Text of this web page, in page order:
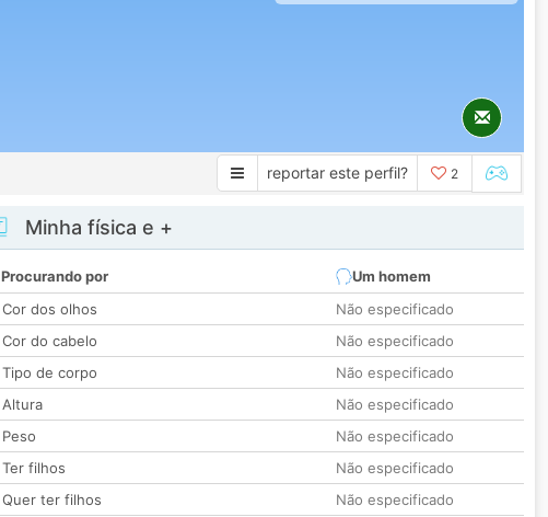
reportar este perfil? 2
Minha física e +
Procurando por
Um homem
Cor dos olhos
Não especificado
Cor do cabelo
Não especificado
Tipo de corpo
Não especificado
Altura
Não especificado
Peso
Não especificado
Ter filhos
Não especificado
Quer ter filhos
Não especificado